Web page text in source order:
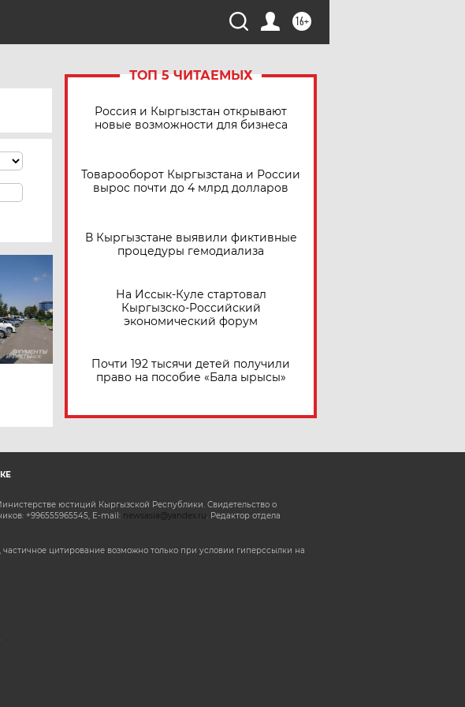
16+
ТОП 5 ЧИТАЕМЫХ
Россия и Кыргызстан открывают
новые возможности для бизнеса
Товарооборот Кыргызстана и России
вырос почти до 4 млрд долларов
В Кыргызстане выявили фиктивные
процедуры гемодиализа
На Иссык-Куле стартовал
Кыргызско-Российский
экономический форум
Почти 192 тысячи детей получили
право на пособие «Бала ырысы»
юстиций Кыргызской Республики. Свидетельство о
+996555965545, E-mail: newsasia@yandex.ru. Редактор отдела
цитирование возможно только при условии гиперссылки на